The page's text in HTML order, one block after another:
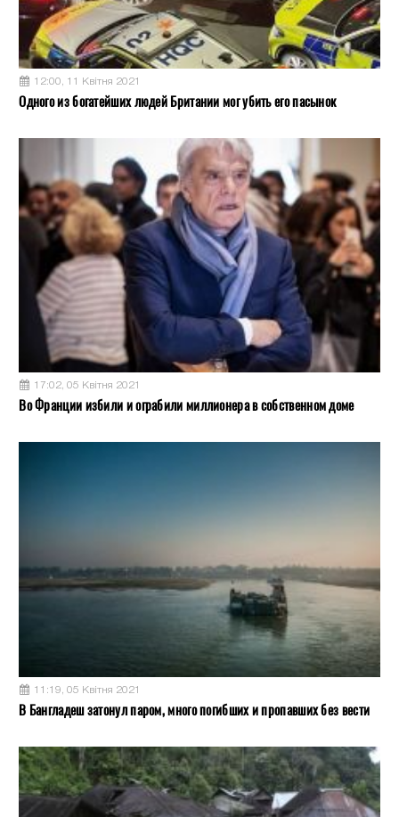
12:00, 11 Квітня 2021
Одного из богатейших людей Британии мог убить его пасынок
17:02, 05 Квітня 2021
Во Франции избили и ограбили миллионера в собственном доме
11:19, 05 Квітня 2021
В Бангладеш затонул паром, много погибших и пропавших без вести